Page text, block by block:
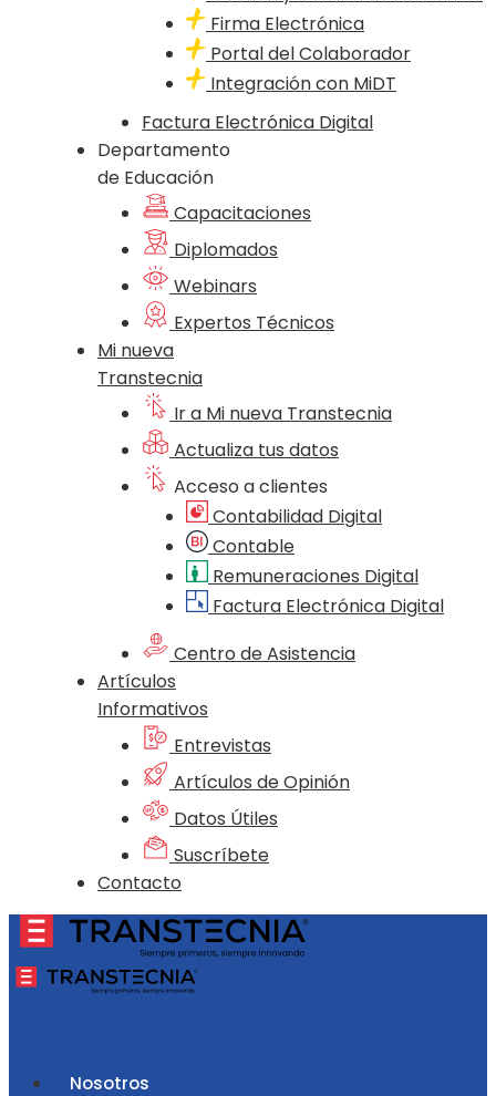
Firma Electrónica
Portal del Colaborador
Integración con MiDT
Factura Electrónica Digital
Departamento
de Educación
Capacitaciones
Diplomados
Webinars
Expertos Técnicos
Mi nueva
Transtecnia
Ir a Mi nueva Transtecnia
Actualiza tus datos
Acceso a clientes
Contabilidad Digital
Contable
Remuneraciones Digital
Factura Electrónica Digital
Centro de Asistencia
Artículos
Informativos
Entrevistas
Artículos de Opinión
Datos Útiles
Suscríbete
Contacto
Nosotros